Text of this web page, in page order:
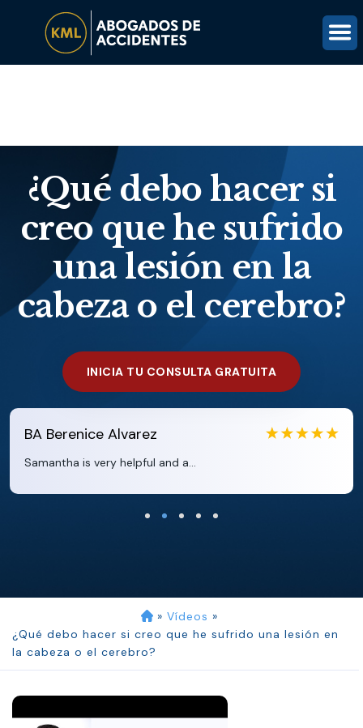
OBTÉN UNA REVISIÓN GRATUITA DEL CASO
¿Qué debo hacer si
creo que he sufrido
una lesión en la
cabeza o el cerebro?
INICIA TU CONSULTA GRATUITA
Eboni Bowie
Clara extremely helpful and ve...
» Vídeos »
¿Qué debo hacer si creo que he sufrido una lesión en
la cabeza o el cerebro?